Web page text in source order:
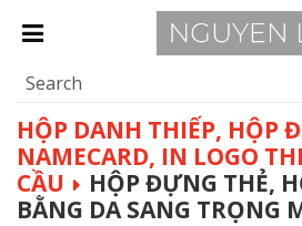
HỘP DANH THIẾP, HỘP
NAMECARD, IN LOGO
CẦU
HỘP ĐỰNG THẺ,
BẰNG DA SANG TRỌNG